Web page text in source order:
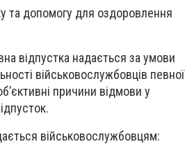
та допомогу для оздоровлення
відпустка надається за умови
військовослужбовців певної
причини відмови у
військовослужбовцям: